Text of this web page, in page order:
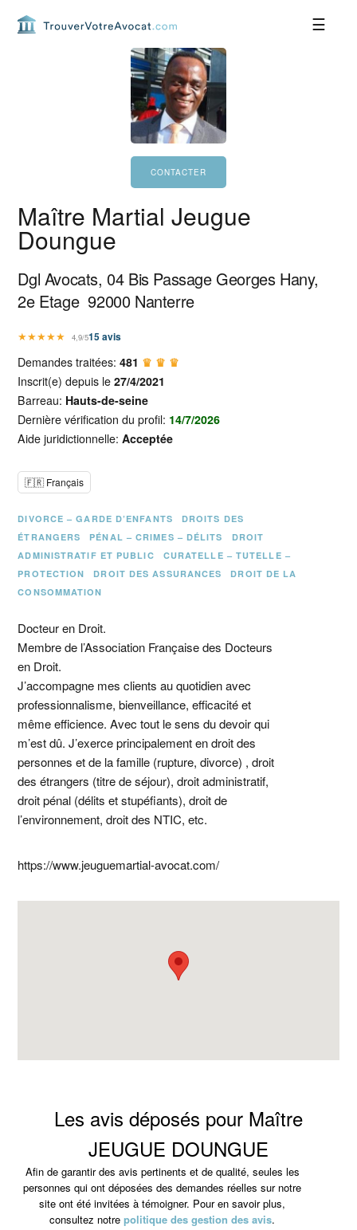
Maître Martial Jeugue
Doungue
Dgl Avocats, 04 Bis Passage Georges Hany,
2e Etage 92000 Nanterre
★★★★★ 4,9/515avis
Demandes traitées:481 ♛ ♛ ♛
Inscrit(e) depuis le27/4/2021
Barreau: Hauts-de-seine
Dernière vérification du profil: 14/7/2026
Aide juridictionnelle:Acceptée
🇫🇷 Français
DIVORCE – GARDE D’ENFANTS
DROITS DES
ÉTRANGERS
PÉNAL – CRIMES – DÉLITS
DROIT
ADMINISTRATIF ET PUBLIC
CURATELLE – TUTELLE –
PROTECTION
DROIT DES ASSURANCES
DROIT DE LA
CONSOMMATION
Docteur en Droit.
Membre de l’Association Française des Docteurs
en Droit.
J’accompagne mes clients au quotidien avec
professionnalisme, bienveillance, efficacité et
même efficience. Avec tout le sens du devoir qui
m’est dû. J’exerce principalement en droit des
personnes et de la famille (rupture, divorce) , droit
des étrangers (titre de séjour), droit administratif,
droit pénal (délits et stupéfiants), droit de
l’environnement, droit des NTIC, etc.
https://www.jeuguemartial-avocat.com/
Les avis déposés pour Maître
JEUGUE DOUNGUE
Afin de garantir des avis pertinents et de qualité, seules les
personnes qui ont déposées des demandes réelles sur notre
site ont été invitées à témoigner. Pour en savoir plus,
consultez notrepolitique des gestion des avis.